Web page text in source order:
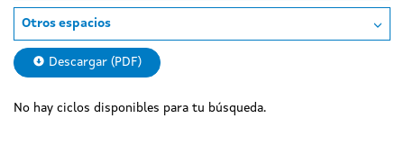
Otros espacios
Descargar (PDF)
No hay ciclos disponibles para tu búsqueda.